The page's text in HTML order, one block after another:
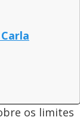
os limites